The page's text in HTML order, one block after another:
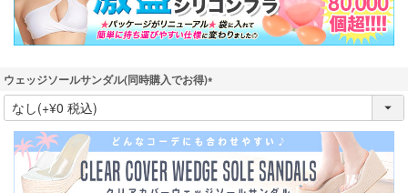
ウェッジソールサンダル(同時購入でお得)
(
必
須
)